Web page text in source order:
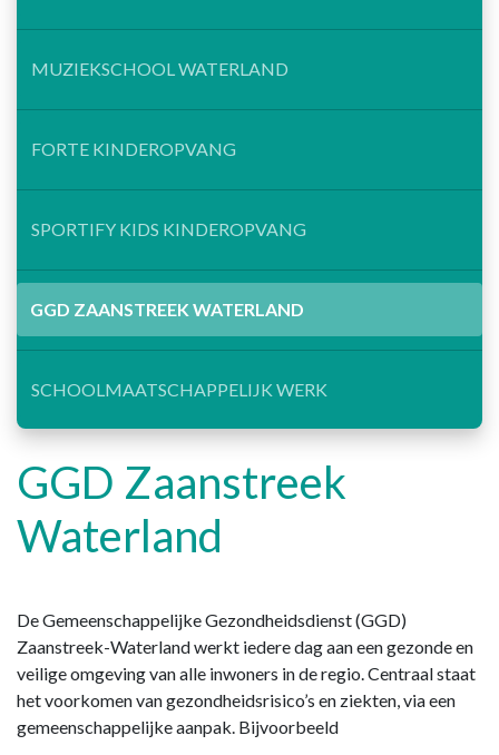
MUZIEKSCHOOL WATERLAND
FORTE KINDEROPVANG
SPORTIFY KIDS KINDEROPVANG
GGD ZAANSTREEK WATERLAND
SCHOOLMAATSCHAPPELIJK WERK
GGD Zaanstreek
Waterland
De Gemeenschappelijke Gezondheidsdienst (GGD)
Zaanstreek-Waterland werkt iedere dag aan een gezonde en
veilige omgeving van alle inwoners in de regio. Centraal staat
het voorkomen van gezondheidsrisico’s en ziekten, via een
gemeenschappelijke aanpak. Bijvoorbeeld